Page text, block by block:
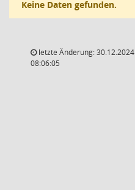
Keine Daten gefunden.
letzte Änderung: 30.12.2024
08:06:05